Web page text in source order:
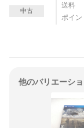
送料
ポイン
中古
他のバリエーシ